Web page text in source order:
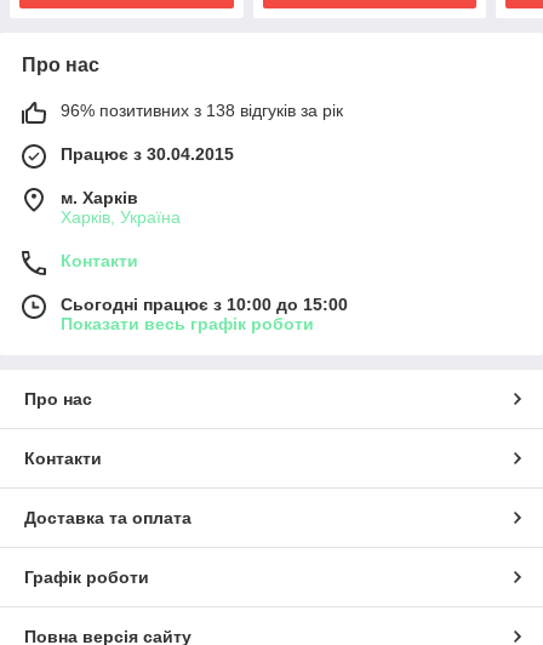
Про нас
96% позитивних з 138 відгуків за рік
Працює з 30.04.2015
м. Харків
Харків, Україна
Контакти
Сьогодні працює з 10:00 до 15:00
Показати весь графік роботи
Про нас
Контакти
Доставка та оплата
Графік роботи
Повна версія сайту